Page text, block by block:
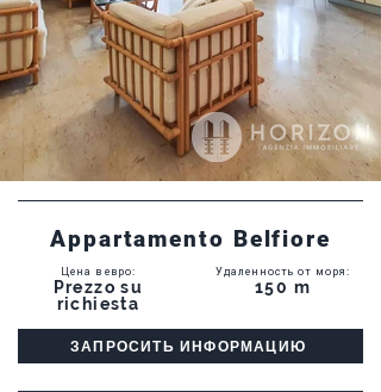
Appartamento Belfiore
Цена в евро:
Prezzo su
richiesta
Удаленность от моря :
150 m
ЗАПРОСИТЬ ИНФОРМАЦИЮ